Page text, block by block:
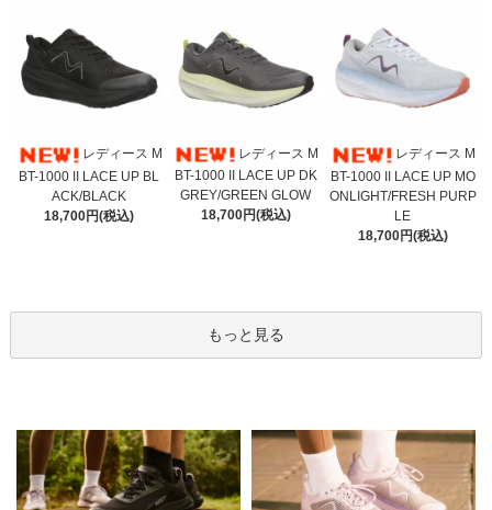
レディース M
BT-1000 II LACE UP BL
ACK/BLACK
18,700円(税込)
レディース M
BT-1000 II LACE UP DK
GREY/GREEN GLOW
18,700円(税込)
レディース M
BT-1000 II LACE UP MO
ONLIGHT/FRESH PURP
LE
18,700円(税込)
もっと見る